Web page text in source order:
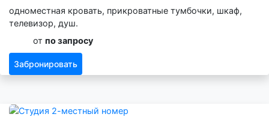
одноместная кровать, прикроватные тумбочки, шкаф,
телевизор, душ.
от по запросу
Забронировать